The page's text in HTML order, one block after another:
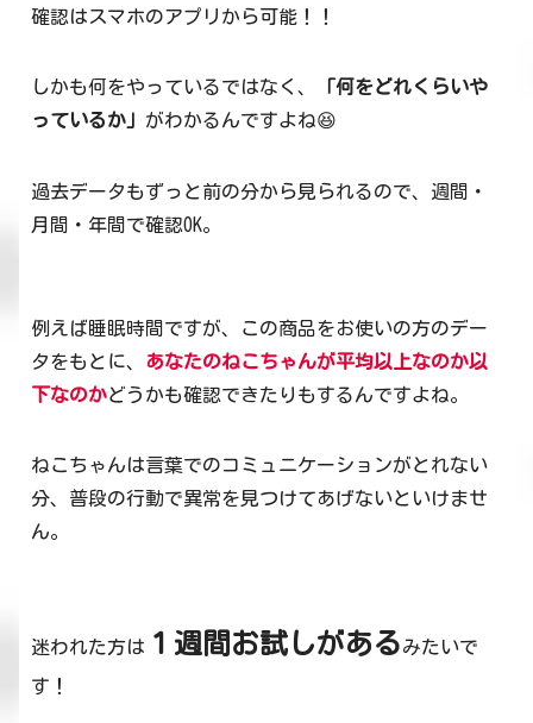
確認はスマホのアプリから可能！！
しかも何をやっているではなく、
「何をどれくらいや
っているか」 がわかるんですよね😆
過去データもずっと前の分から見られるので、週間・
月間・年間で確認OK。
例えば睡眠時間ですが、この商品をお使いの方のデー
タをもとに、 あなたのねこちゃんが平均以上なのか以
下なのかどうかも確認できたりもするんですよね。
ねこちゃんは言葉でのコミュニケーションがとれない
分、普段の行動で異常を見つけてあげないといけませ
ん。
迷われた方は １週間お試しがあるみたいで
す！